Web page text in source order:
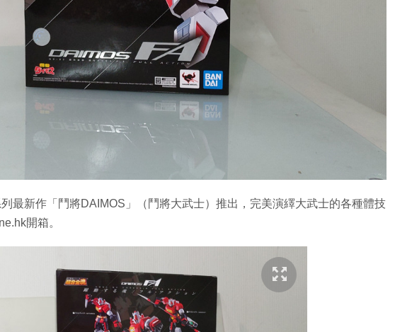
最新作「鬥將DAIMOS」（鬥將大武士）推出，完美演繹大武士的各種體技
開箱。